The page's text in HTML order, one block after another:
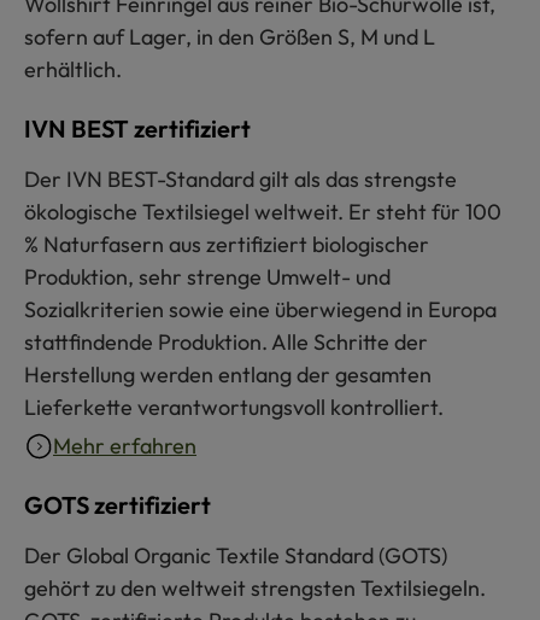
sofern auf Lager, in den Größen S, M und L
erhältlich.
IVN BEST zertifiziert
Der IVN BEST-Standard gilt als das strengste
ökologische Textilsiegel weltweit. Er steht für 100
% Naturfasern aus zertifiziert biologischer
Produktion, sehr strenge Umwelt- und
Sozialkriterien sowie eine überwiegend in Europa
stattfindende Produktion. Alle Schritte der
Herstellung werden entlang der gesamten
Lieferkette verantwortungsvoll kontrolliert.
Mehr erfahren
GOTS zertifiziert
Der Global Organic Textile Standard (GOTS)
gehört zu den weltweit strengsten Textilsiegeln.